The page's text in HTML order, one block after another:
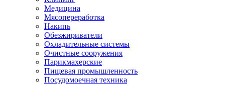
Медицина
Мясопереработка
Накипь
Обезжириватели
Охладительные системы
Очистные сооружения
Парикмахерские
Пищевая промышленность
Посудомоечная техника